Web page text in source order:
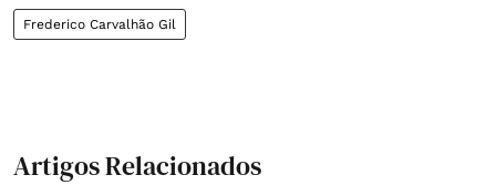
Frederico Carvalhão Gil
Artigos Relacionados